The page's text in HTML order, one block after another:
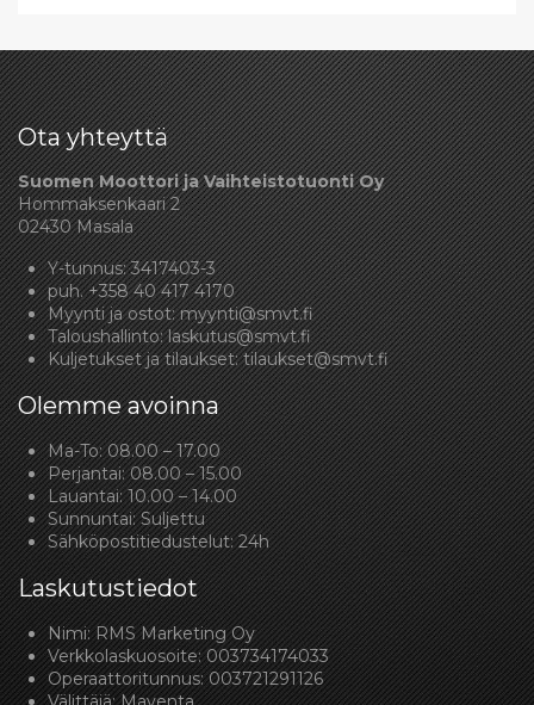
Ota yhteyttä
Suomen Moottori ja Vaihteistotuonti Oy
Hommaksenkaari 2
02430 Masala
Y-tunnus: 3417403-3
puh.+358 40 417 4170
Myynti ja ostot:myynti@smvt.fi
Taloushallinto:laskutus@smvt.fi
Kuljetukset ja tilaukset:tilaukset@smvt.fi
Olemme avoinna
Ma-To: 08.00 – 17.00
Perjantai: 08.00 – 15.00
Lauantai: 10.00 – 14.00
Sunnuntai: Suljettu
Sähköpostitiedustelut: 24h
Laskutustiedot
Nimi: RMS Marketing Oy
Verkkolaskuosoite: 003734174033
Operaattoritunnus: 003721291126